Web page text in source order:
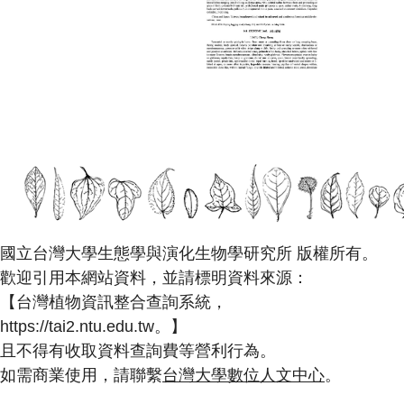
國立台灣大學生態學與演化生物學研究所 版權所有。
歡迎引用本網站資料，並請標明資料來源：
【台灣植物資訊整合查詢系統，
https://tai2.ntu.edu.tw。】
且不得有收取資料查詢費等營利行為。
如需商業使用，請聯繫台灣大學數位人文中心。